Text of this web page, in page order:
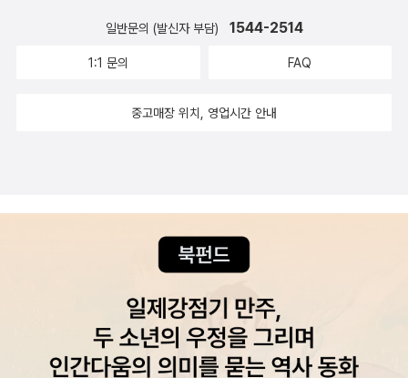
잘 보이지 않는데저랑 친구는 '오늘'하루를 나타내는 단어를 만들
었어요바로 바로 !'Fun'이죠!그럼 모두들 즐거운 하루되세요!-해
일반문의 (발신자 부담) 1544-2514
1:1 문의 FAQ
중고매장 위치, 영업시간 안내